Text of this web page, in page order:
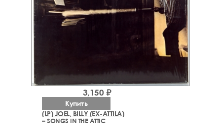
(LP) JOEL, BILLY (EX-ATTILA)
– SONGS IN THE ATTIC
3,150 ₽
Купить